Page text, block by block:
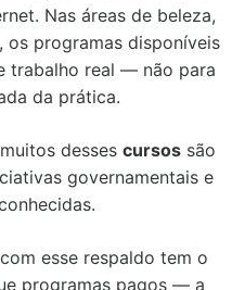
Nas áreas de beleza,
os programas disponíveis
trabalho real — não para
da prática.
desses cursossão
governamentais e
com esse respaldo tem o
programas pagos — a